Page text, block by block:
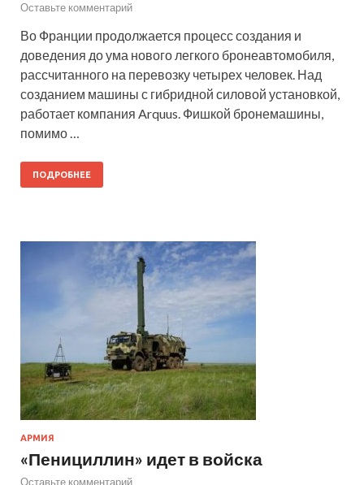
Оставьте комментарий
Во Франции продолжается процесс создания и
доведения до ума нового легкого бронеавтомобиля,
рассчитанного на перевозку четырех человек. Над
созданием машины с гибридной силовой установкой,
работает компания Arquus. Фишкой бронемашины,
помимо …
ПОДРОБНЕЕ
АРМИЯ
«Пенициллин» идет в войска
Оставьте комментарий